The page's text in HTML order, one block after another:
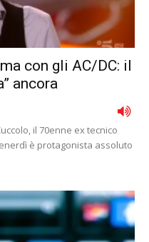
con gli AC/DC: il
ancora
il 70enne ex tecnico
è protagonista assoluto